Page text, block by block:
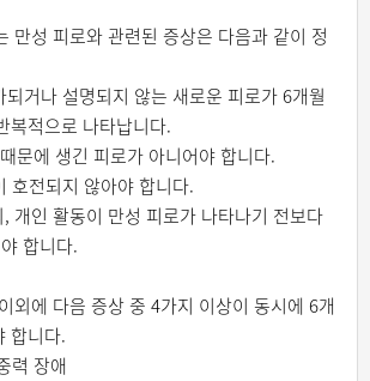
만성 피로와 관련된 증상은 다음과 같이 정
거나 설명되지 않는 새로운 피로가 6개월
복적으로 나타납니다.
문에 생긴 피로가 아니어야 합니다.
전되지 않아야 합니다.
개인 활동이 만성 피로가 나타나기 전보다
합니다.
외에 다음 증상 중 4가지 이상이 동시에 6개
합니다.
력 장애